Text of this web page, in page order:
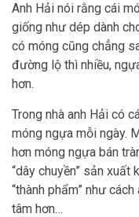
Anh Hải nói rằng cái
giống như dép dành
có móng cũng chẳng
đường lộ thì nhiều,
hơn.
Trong nhà anh Hải có
móng ngựa mỗi ngày.
hơn móng ngựa bán
“dây chuyền” sản
“thành phẩm” như
tâm hơn…